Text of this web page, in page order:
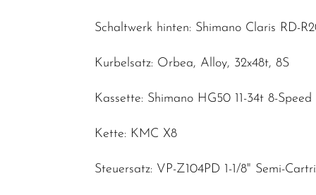
Schaltwerk hinten: Shimano Claris RD-
Kurbelsatz: Orbea, Alloy, 32x48t, 8S
Kassette: Shimano HG50 11-34t 8-Speed
Kette: KMC X8
Steuersatz: VP-Z104PD 1-1/8" Semi-